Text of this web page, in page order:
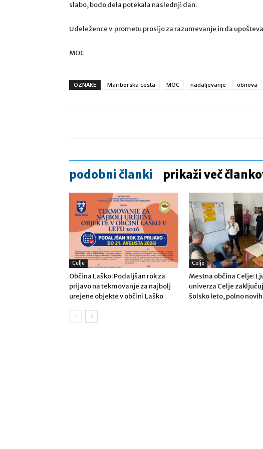
slabo, bodo dela potekala naslednji dan.
Udeležence v prometu prosijo za razumevanje in da
MOC
OZNAKE Mariborska cesta MOC nadaljevanje obnova
podobni članki prikaži več
Celje
Občina Laško: Podaljšan rok za
prijavo na tekmovanje za najbolj
urejene objekte v občini Laško
Celje
Mestna občina Celje:
univerza Celje
šolsko leto, polno